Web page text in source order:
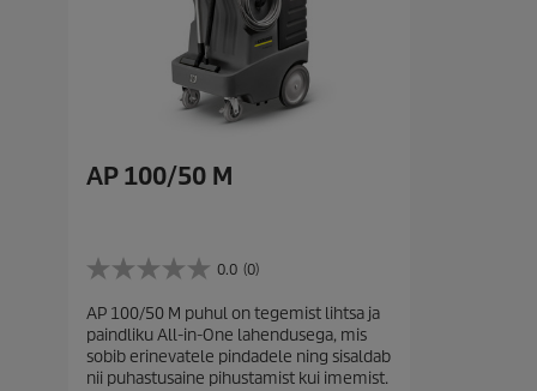
AP 100/50 M
0.0 (0)
0
0
/
5
t
AP 100/50 M puhul on tegemist lihtsa ja
paindliku All-in-One lahendusega, mis
sobib erinevatele pindadele ning sisaldab
nii puhastusaine pihustamist kui imemist.